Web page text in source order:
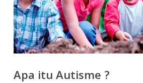
Apa itu Autisme ?